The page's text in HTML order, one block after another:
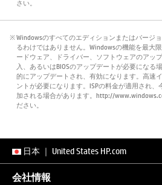
さい。
※ Windowsのすべてのエディションまたはバージ
るわけではありません。Windowsの機能を最大
ードウェア、ドライバー、ソフトウェアのアッ
入、あるいはBIOSのアップデートが必要になる
的にアップデートされ、有効になります。高速
ントが必要になります。ISPの料金が適用され
加される場合があります。http://
ださい。
日本 ｜ United States HP.com
会社情報